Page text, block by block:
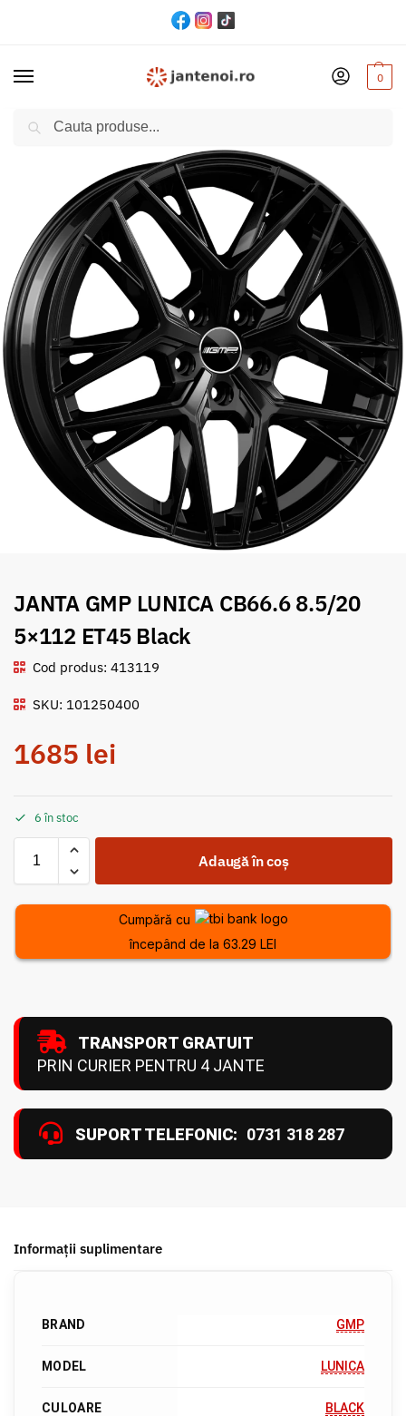
0
Acasă Jante / JANTA GMP LUNICA CB66.6 8.5/20 5×112 ET45 Black
JANTA GMP LUNICA CB66.6 8.5/20
5×112 ET45 Black
Cod produs: 413119
SKU: 101250400
1685 lei
6 în stoc
Adaugă în coș
Cumpără cu
începând de la 63.29 LEI
TRANSPORT GRATUIT
PRIN CURIER PENTRU 4 JANTE
SUPORT TELEFONIC: 0731 318 287
Informații suplimentare
BRAND GMP
MODEL LUNICA
CULOARE BLACK